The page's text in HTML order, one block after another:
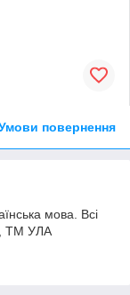
повернення
мова. Всі
ТМ УЛА